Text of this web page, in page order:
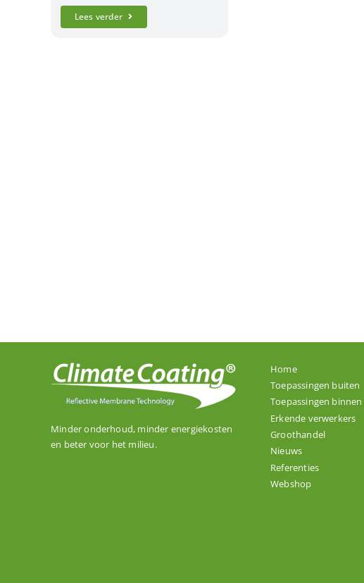
Lees verder
Minder onderhoud, minder energiekosten
en beter voor het milieu.
Home
Toepassingen buiten
Toepassingen binnen
Erkende verwerkers
Groothandel
Nieuws
Referenties
Webshop